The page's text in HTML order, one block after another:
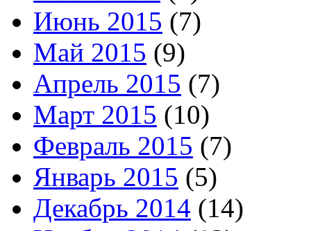
Июнь 2015 (7)
Май 2015 (9)
Апрель 2015 (7)
Март 2015 (10)
Февраль 2015 (7)
Январь 2015 (5)
Декабрь 2014 (14)